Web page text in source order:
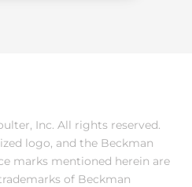
Inc. All rights reserved.
logo, and the Beckman
marks mentioned herein are
of Beckman